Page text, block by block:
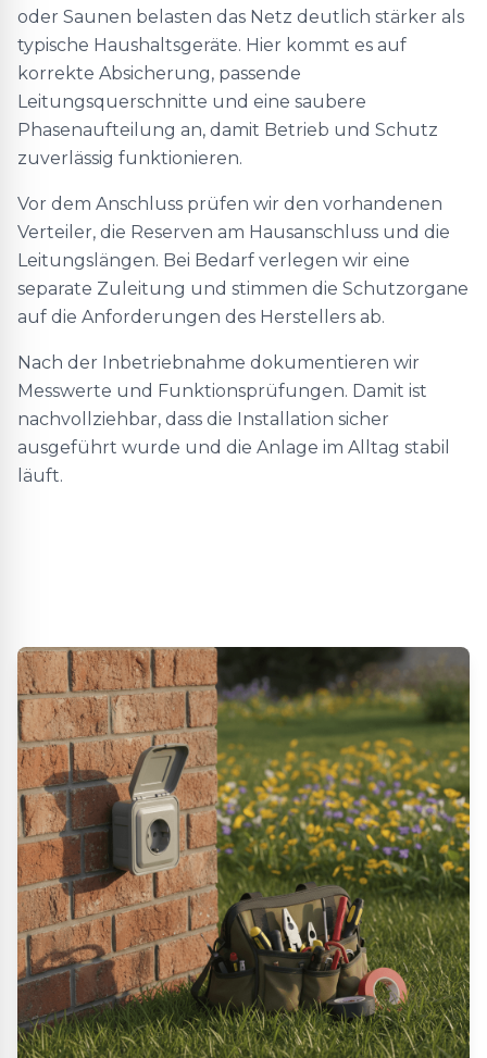
oder Saunen belasten das Netz deutlich stärker als
typische Haushaltsgeräte. Hier kommt es auf
korrekte Absicherung, passende
Leitungsquerschnitte und eine saubere
Phasenaufteilung an, damit Betrieb und Schutz
zuverlässig funktionieren.
Vor dem Anschluss prüfen wir den vorhandenen
Verteiler, die Reserven am Hausanschluss und die
Leitungslängen. Bei Bedarf verlegen wir eine
separate Zuleitung und stimmen die Schutzorgane
auf die Anforderungen des Herstellers ab.
Nach der Inbetriebnahme dokumentieren wir
Messwerte und Funktionsprüfungen. Damit ist
nachvollziehbar, dass die Installation sicher
ausgeführt wurde und die Anlage im Alltag stabil
läuft.